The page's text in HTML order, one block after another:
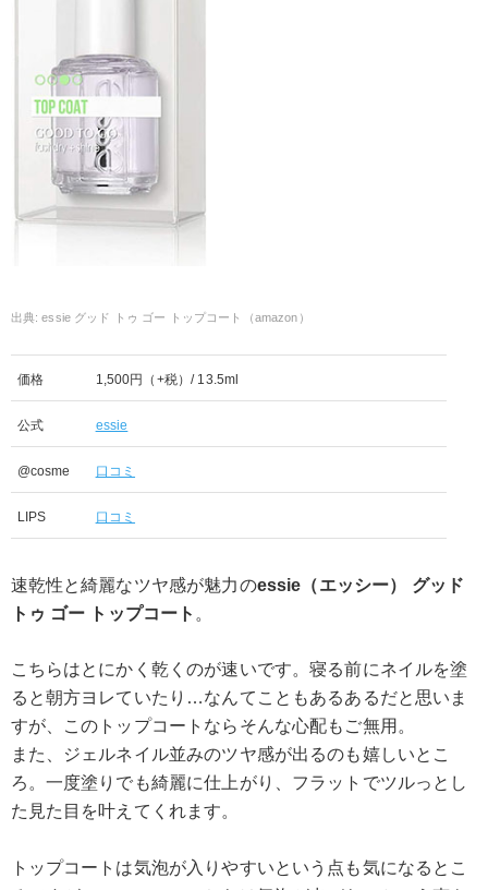
essie グッド トゥ ゴー トップコート（amazon）
価格 1,500円（+税）/ 13.5ml
公式 essie
@cosme 口コミ
LIPS 口コミ
速乾性と綺麗なツヤ感が魅力のessie（エッシー） グッド
トゥ ゴー トップコート 。
こちらはとにかく乾くのが速いです。寝る前にネイルを塗
ると朝方ヨレていたり…なんてこともあるあるだと思いま
すが、このトップコートならそんな心配もご無用。
また、ジェルネイル並みのツヤ感が出るのも嬉しいとこ
ろ。一度塗りでも綺麗に仕上がり、フラットでツルっとし
た見た目を叶えてくれます。
トップコートは気泡が入りやすいという点も気になるとこ